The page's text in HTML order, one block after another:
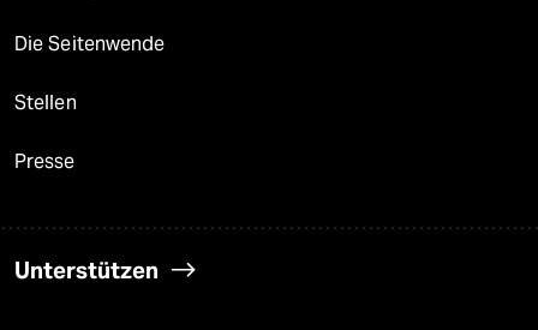
Die Seitenwende
Stellen
Presse
Unterstützen